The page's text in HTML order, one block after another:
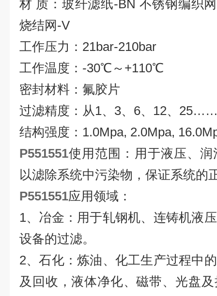
材 质：玻纤滤纸-BN 不锈钢编织
烧结网-V
工作压力：21bar-210bar
工作温度：-30℃～+110℃
密封材料：氟胶片
过滤精度：从1、3、6、12、
结构强度：1.0Mpa, 2.0Mpa,
P551551使用范围：用于液压、
以滤除系统中污染物，保证系统的
P551551应用领域：
1、冶金：用于轧钢机、连铸机液
设备的过滤。
2、石化：炼油、化工生产过程中
及回收，液体净化、磁带、光盘